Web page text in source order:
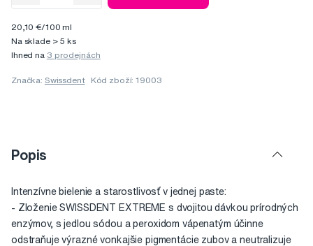
20,10 €/100 ml
Na sklade > 5 ks
Ihned na 3 prodejnách
Značka: Swissdent Kód zboží: 19003
Popis
Intenzívne bielenie a starostlivosť v jednej paste:
- Zloženie SWISSDENT EXTREME s dvojitou dávkou prírodných
enzýmov, s jedlou sódou a peroxidom vápenatým účinne
odstraňuje výrazné vonkajšie pigmentácie zubov a neutralizuje